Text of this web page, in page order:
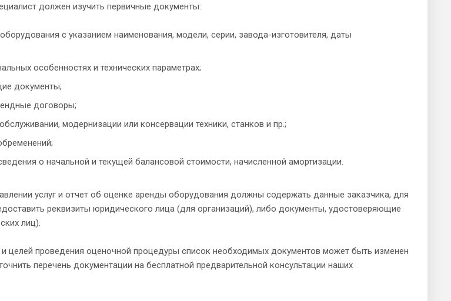
должен изучить первичные документы:
с указанием наименования, модели, серии, завода-изготовителя, даты
особенностях и технических параметрах;
документы;
договоры;
модернизации или консервации техники, станков и пр.;
о начальной и текущей балансовой стоимости, начисленной амортизации.
услуг и отчет об оценке аренды оборудования должны содержать данные заказчика, для
реквизиты юридического лица (для организаций), либо документы, удостоверяющие
лиц).
и целей проведения оценочной процедуры список необходимых документов может быть изменен
перечень документации на бесплатной предварительной консультации наших